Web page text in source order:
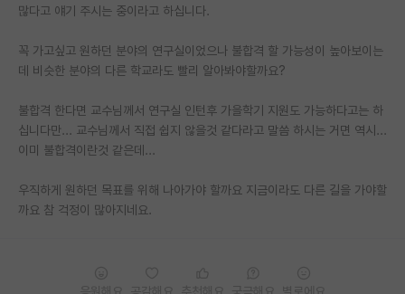
석박사 채용 정보 게시판
임용 정보 게시판
취업 게시판
PI 전용 게시판
많다고 얘기 주시는 중이라고 하십니다.
꼭 가고싶고 원하던 분야의 연구실이었으나 불합격 할 가능성이 높아보이는
데 비슷한 분야의 다른 학교라도 빨리 알아봐야할까요?
불합격 한다면 교수님께서 연구실 인턴후 가을학기 지원도 가능하다고는 하
십니다만... 교수님께서 직접 쉽지 않을것 같다라고 말씀 하시는 거면 역시...
이미 불합격이란것 같은데...
우직하게 원하던 목표를 위해 나아가야 할까요 지금이라도 다른 길을 가야할
까요 참 걱정이 많아지네요.